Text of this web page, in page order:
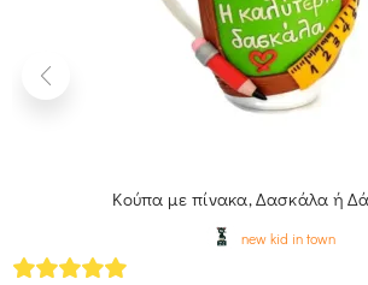
Κούπα με πίνακα, Δασκάλα ή
new kid in town